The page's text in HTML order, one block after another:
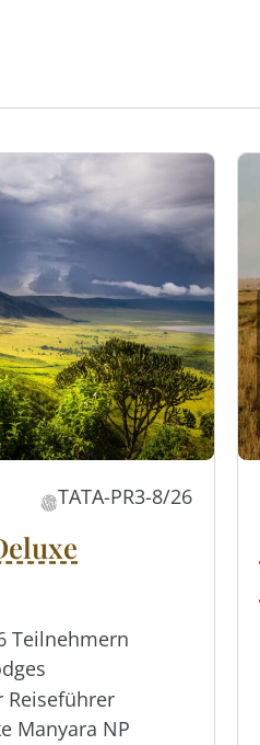
TATA-PR3-8/26
Teilnehmern
Reiseführer
Manyara NP